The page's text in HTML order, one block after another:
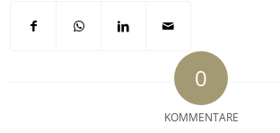
0
KOMMENTARE